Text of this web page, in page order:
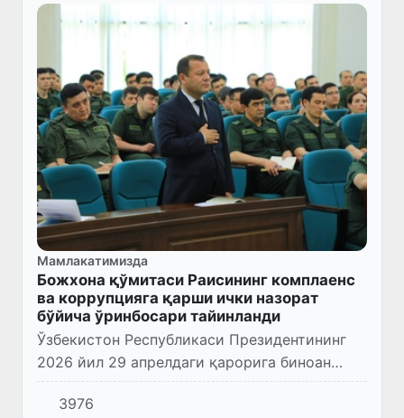
Мамлакатимизда
Божхона қўмитаси Раисининг комплаенс
ва коррупцияга қарши ички назорат
бўйича ўринбосари тайинланди
Ўзбекистон Республикаси Президентининг
2026 йил 29 апрелдаги қарорига биноан
Бобур Саломович Исмоилов Божхона
қўмитаси Раисининг комплаенс ва
3976